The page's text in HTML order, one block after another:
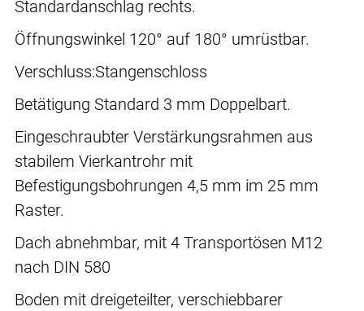
Standardanschlag rechts.
Öffnungswinkel 120° auf 180° umrüstbar.
Verschluss:Stangenschloss
Betätigung Standard 3 mm Doppelbart.
Eingeschraubter Verstärkungsrahmen aus
stabilem Vierkantrohr mit
Befestigungsbohrungen 4,5 mm im 25 mm
Raster.
Dach abnehmbar, mit 4 Transportösen M12
nach DIN 580
Boden mit dreigeteilter, verschiebbarer